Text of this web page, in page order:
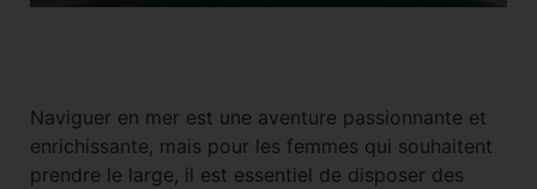
Naviguer en mer est une aventure passionnante et
enrichissante, mais pour les femmes qui souhaitent
prendre le large, il est essentiel de disposer des